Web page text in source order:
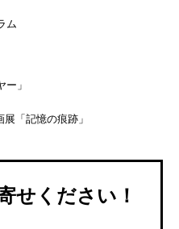
ム
」
「記憶の痕跡」
せください！